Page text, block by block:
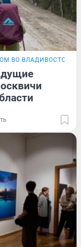
ВО ВЛАДИВОСТОК